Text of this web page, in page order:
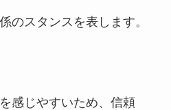
のスタンスを表します。
感じやすいため、信頼